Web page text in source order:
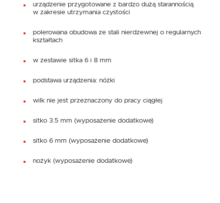
urządzenie przygotowane z bardzo dużą starannością
w zakresie utrzymania czystości
polerowana obudowa ze stali nierdzewnej o regularnych
kształtach
w zestawie sitka 6 i 8 mm
podstawa urządzenia: nóżki
wilk nie jest przeznaczony do pracy ciągłej
sitko 3.5 mm (wyposażenie dodatkowe)
sitko 6 mm (wyposażenie dodatkowe)
nożyk (wyposażenie dodatkowe)